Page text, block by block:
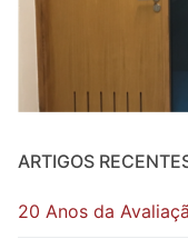
ARTIGOS
20 Anos da